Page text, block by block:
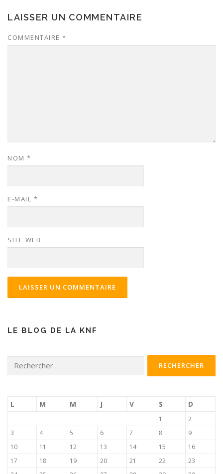
LAISSER UN COMMENTAIRE
COMMENTAIRE *
NOM *
E-MAIL *
SITE WEB
LE BLOG DE LA KNF
L M M J V S D
1
2
3
4 5 6 7 8
9
10
11 12 13 14 15
16
17
18 19 20 21 22
23